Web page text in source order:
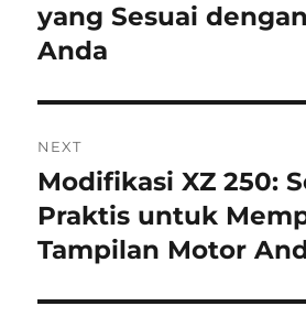
post:
yang Sesuai
Anda
NEXT
Next
post:
Modifikasi XZ 250:
Praktis untuk
Tampilan Motor